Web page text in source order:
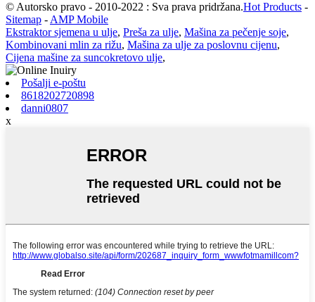
© Autorsko pravo - 2010-2022 : Sva prava pridržana.Hot Products -
Sitemap - AMP Mobile
Ekstraktor sjemena u ulje, Preša za ulje, Mašina za pečenje soje,
Kombinovani mlin za rižu, Mašina za ulje za poslovnu cijenu,
Cijena mašine za suncokretovo ulje,
Pošalji e-poštu
8618202720898
danni0807
x